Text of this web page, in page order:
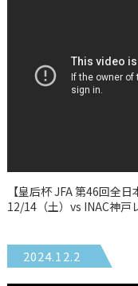
【皇后杯 JFA 第46回全
12/14（土）vs INAC神戸
2024.12.2